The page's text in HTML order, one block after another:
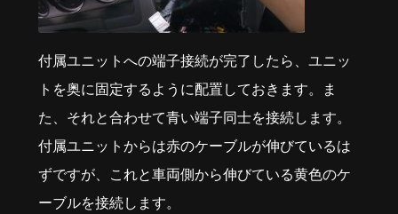
付属ユニットへの端子接続が完了したら、ユニッ
トを奥に固定するように配置しておきます。ま
た、それと合わせて青い端子同士を接続します。
付属ユニットからは赤のケーブルが伸びているは
ずですが、これと車両側から伸びている黄色のケ
ーブルを接続します。